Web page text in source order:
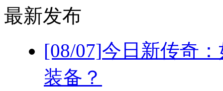
最新发布
[08/07]今日新传奇
装备？